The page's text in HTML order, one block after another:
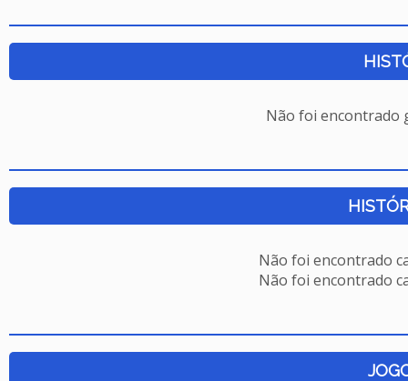
Não foi encontrado
Não foi encontrado
Não foi encontrado